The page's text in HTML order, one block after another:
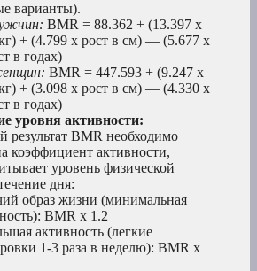
варианты).
BMR = 88.362 + (13.397 x
+ (4.799 x рост в см) — (5.677 x
в годах)
BMR = 447.593 + (9.247 x
+ (3.098 x рост в см) — (4.330 x
в годах)
уровня активности:
результат BMR необходимо
коэффициент активности,
уровень физической
дня:
образ жизни (минимальная
BMR x 1.2
активность (легкие
1-3 раза в неделю): BMR x